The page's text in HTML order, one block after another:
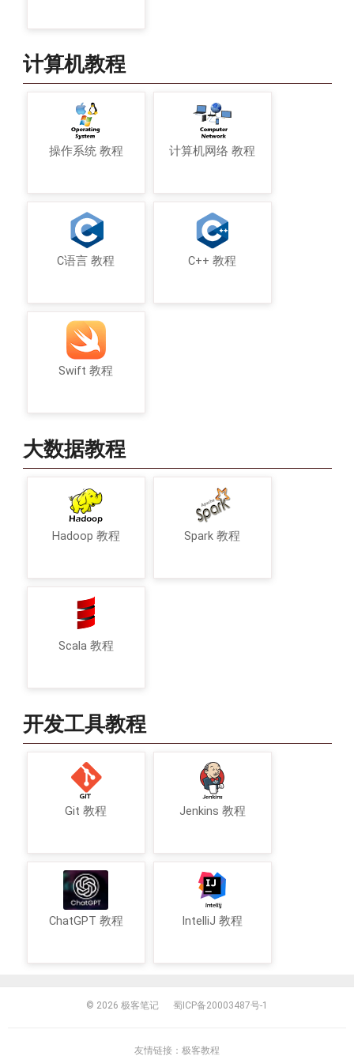
计算机教程
操作系统 教程 计算机网络 教程
C语言 教程 C++ 教程
Swift 教程
大数据教程
Hadoop 教程 Spark 教程
Scala 教程
开发工具教程
Git 教程 Jenkins 教程
ChatGPT 教程 IntelliJ 教程
© 2026 极客笔记 蜀ICP备20003487号-1
友情链接： 极客教程